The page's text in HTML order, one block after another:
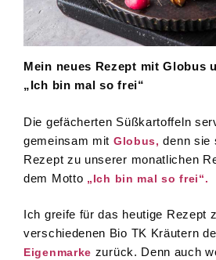
Mein neues Rezept mit Globus
„Ich bin mal so frei“
Die gefächerten Süßkartoffeln
gemeinsam mit Globus, denn sie
Rezept zu unserer monatlichen
dem Motto „Ich bin mal so frei“.
Ich greife für das heutige Rezept
verschiedenen Bio TK Kräutern
Eigenmarke zurück. Denn auch